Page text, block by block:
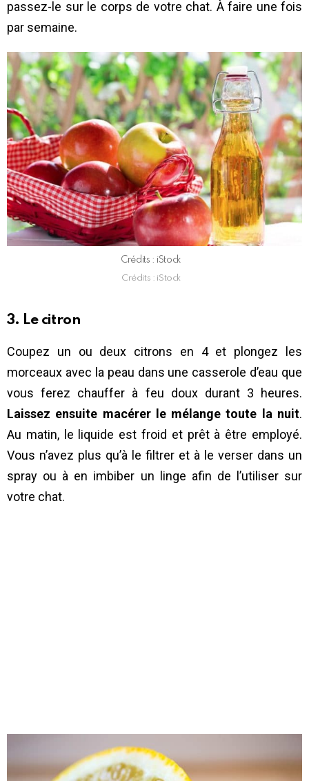
passez-le sur le corps de votre chat. À faire une fois
par semaine.
Crédits : iStock
Crédits : iStock
3. Le citron
Coupez un ou deux citrons en 4 et plongez les
morceaux avec la peau dans une casserole d’eau que
vous ferez chauffer à feu doux durant 3 heures.
Laissez ensuite macérer le mélange toute la nuit.
Au matin, le liquide est froid et prêt à être employé.
Vous n’avez plus qu’à le filtrer et à le verser dans un
spray ou à en imbiber un linge afin de l’utiliser sur
votre chat.